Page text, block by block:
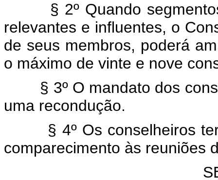
§ 2º Quando segmentos
relevantes e influentes, o
de seus membros, poderá
o máximo de vinte e nove
§ 3º O mandato dos
uma recondução.
§ 4º Os conselheiros
comparecimento às reuniões